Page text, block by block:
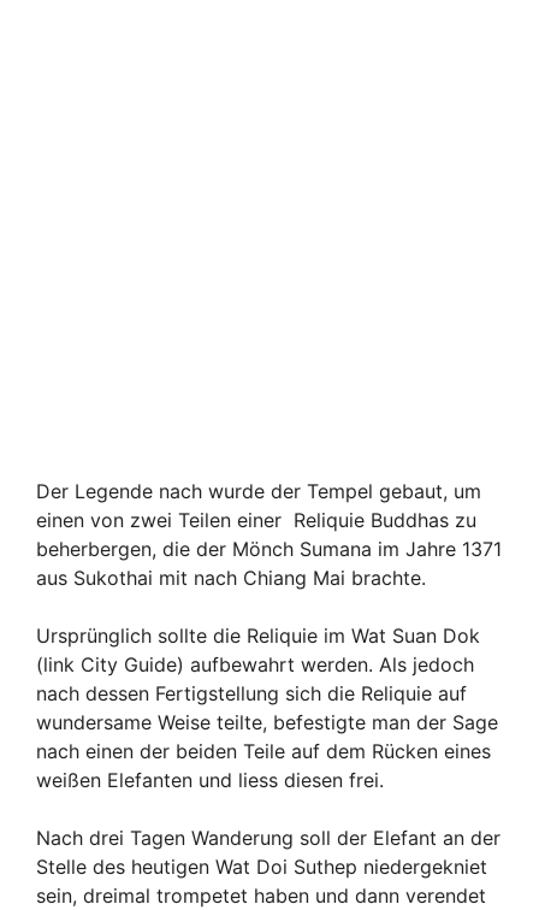
Der Legende nach wurde der Tempel gebaut, um
einen von zwei Teilen einer Reliquie Buddhas zu
beherbergen, die der Mönch Sumana im Jahre 1371
aus Sukothai mit nach Chiang Mai brachte.
Ursprünglich sollte die Reliquie im Wat Suan Dok
(link City Guide) aufbewahrt werden. Als jedoch
nach dessen Fertigstellung sich die Reliquie auf
wundersame Weise teilte, befestigte man der Sage
nach einen der beiden Teile auf dem Rücken eines
weißen Elefanten und liess diesen frei.
Nach drei Tagen Wanderung soll der Elefant an der
Stelle des heutigen Wat Doi Suthep niedergekniet
sein, dreimal trompetet haben und dann verendet